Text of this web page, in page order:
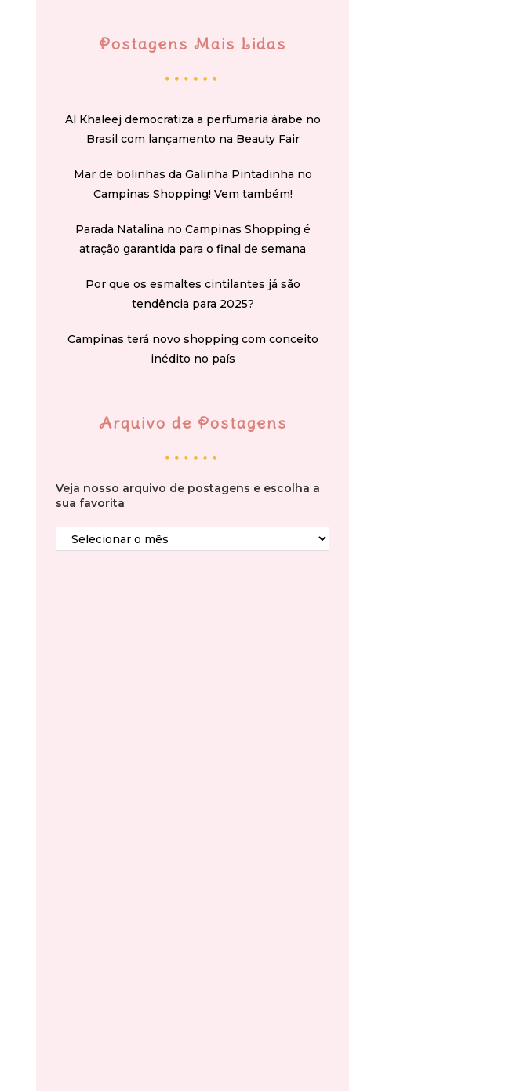
Postagens Mais Lidas
Al Khaleej democratiza a perfumaria árabe no
Brasil com lançamento na Beauty Fair
Mar de bolinhas da Galinha Pintadinha no
Campinas Shopping! Vem também!
Parada Natalina no Campinas Shopping é
atração garantida para o final de semana
Por que os esmaltes cintilantes já são
tendência para 2025?
Campinas terá novo shopping com conceito
inédito no país
Arquivo de Postagens
Veja nosso arquivo de postagens e escolha a
sua favorita